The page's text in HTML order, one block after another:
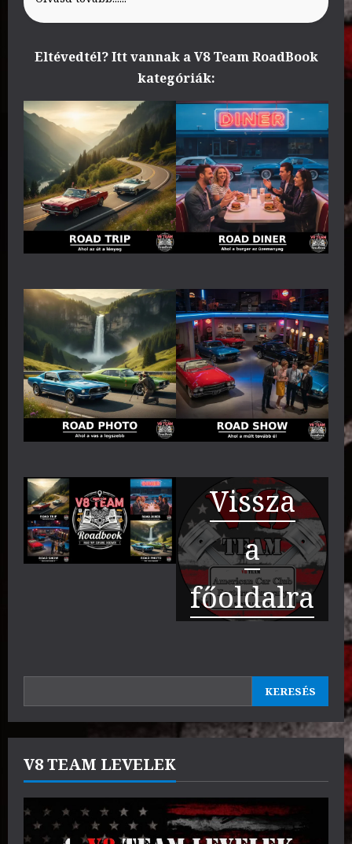
Eltévedtél? Itt vannak a V8 Team RoadBook
kategóriák:
Vissza
a
főoldalra
KERESÉS
V8 TEAM LEVELEK